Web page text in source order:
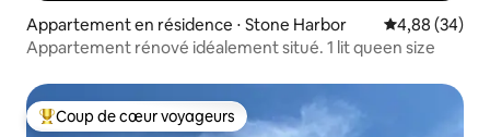
Appartement en résidence ⋅ Stone Harbor Évaluation
4,88 (34)
Appartement rénové idéalement situé. 1 lit queen size
Coups de cœur voyageurs les plus appréciés
Coup de cœur voyageurs